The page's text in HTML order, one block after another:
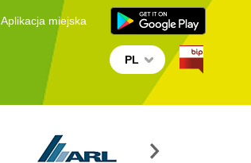
Aplikacja miejska
PL